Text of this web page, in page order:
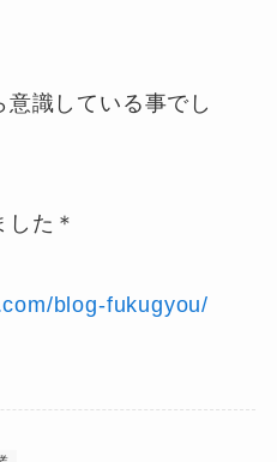
識している事でし
た＊
blog-fukugyou/